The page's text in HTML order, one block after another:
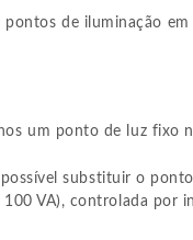
de iluminação em
um ponto de luz fixo
substituir o
VA), controlada por